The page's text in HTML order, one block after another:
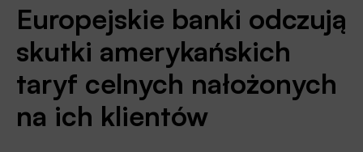
Europejskie banki odczują
skutki amerykańskich
taryf celnych nałożonych
na ich klientów